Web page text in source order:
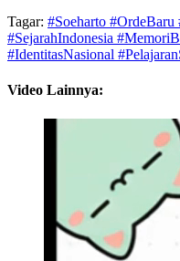
Tagar: #Soeharto #OrdeBaru
#SejarahIndonesia
#IdentitasNasional
Video Lainnya: